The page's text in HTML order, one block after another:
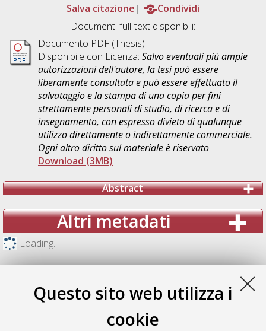
Questo sito web utilizza i
cookie
Salva citazione
Condividi
Documenti full-text disponibili:
Documento PDF (Thesis)
Disponibile con Licenza: Salvo eventuali più ampie
autorizzazioni dell'autore, la tesi può essere
liberamente consultata e può essere effettuato il
salvataggio e la stampa di una copia per fini
strettamente personali di studio, di ricerca e di
insegnamento, con espresso divieto di qualunque
utilizzo direttamente o indirettamente commerciale.
Ogni altro diritto sul materiale è riservato
Download (3MB)
Abstract
Altri metadati
Loading...